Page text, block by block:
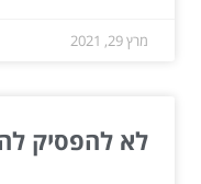
מרץ 29, 2021
לא להפסיק